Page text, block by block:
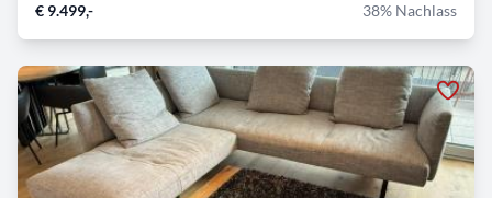
€ 9.499,- 38% Nachlass